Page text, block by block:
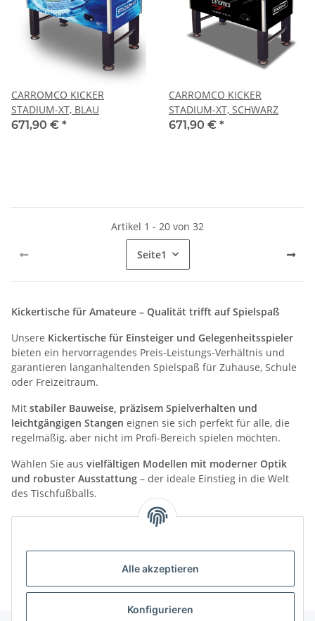
Alle akzeptieren
Konfigurieren
CARROMCO KICKER
STADIUM-XT, BLAU
671,90 € *
CARROMCO KICKER
STADIUM-XT, SCHWARZ
671,90 € *
Artikel 1 - 20 von 32
Seite1
Kickertische für Amateure – Qualität trifft auf Spielspaß
Unsere Kickertische für Einsteiger und Gelegenheitsspieler
bieten ein hervorragendes Preis-Leistungs-Verhältnis und
garantieren langanhaltenden Spielspaß für Zuhause, Schule
oder Freizeitraum.
Mit stabiler Bauweise, präzisem Spielverhalten und
leichtgängigen Stangen eignen sie sich perfekt für alle, die
regelmäßig, aber nicht im Profi-Bereich spielen möchten.
Wählen Sie aus vielfältigen Modellen mit moderner Optik
und robuster Ausstattung – der ideale Einstieg in die Welt
des Tischfußballs.